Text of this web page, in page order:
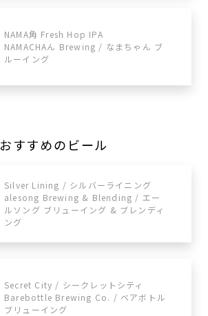
NAMA角 Fresh Hop IPA
NAMACHAん Brewing / なまちゃん ブ
ルーイング
おすすめのビール
Silver Lining / シルバーライニング
alesong Brewing & Blending / エー
ルソング ブリューイング & ブレンディ
ング
Secret City / シークレットシティ
Barebottle Brewing Co. / ベアボトル
ブリューイング